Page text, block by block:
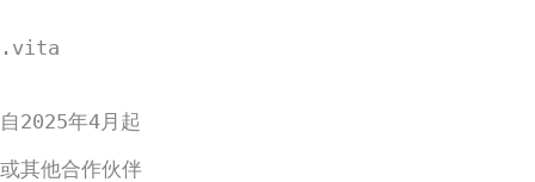
.vita
自2025年4月起
或其他合作伙伴